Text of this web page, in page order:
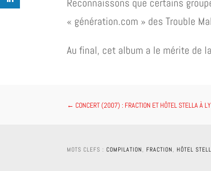
Reconnaissons que certains
« génération.com » des Trouble
Au final, cet album a le mérite de
← CONCERT (2007) : FRACTION ET HÔTEL STELLA À
MOTS CLEFS :COMPILATION, FRACTION, HÔTEL